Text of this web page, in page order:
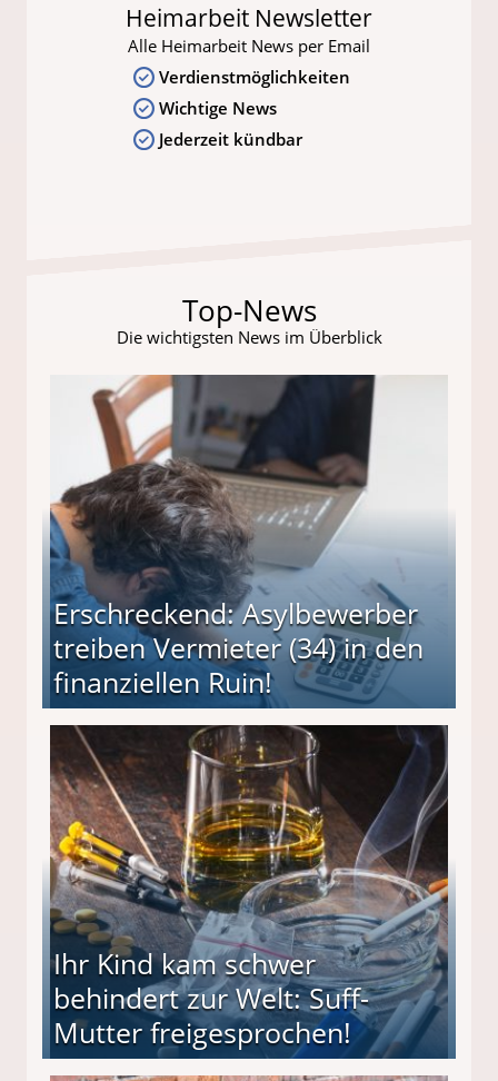
Heimarbeit Newsletter
Alle Heimarbeit News per Email
Verdienstmöglichkeiten
Wichtige News
Jederzeit kündbar
Top-News
Die wichtigsten News im Überblick
Erschreckend: Asylbewerber
treiben Vermieter (34) in den
finanziellen Ruin!
(34) in den finanziellen Ruin!
Ihr Kind kam schwer
behindert zur Welt: Suff-
Mutter freigesprochen!